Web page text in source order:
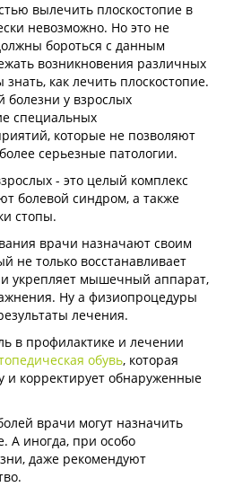
вылечить плоскостопие в
невозможно. Но это не
бороться с данным
возникновения различных
как лечить плоскостопие.
болезни у взрослых
специальных
которые не позволяют
серьезные патологии.
- это целый комплекс
болевой синдром, а также
стопы.
врачи назначают своим
не только восстанавливает
и укрепляет мышечный аппарат,
Ну а физиопроцедуры
лечения.
в профилактике и лечении
обувь, которая
и корректирует обнаруженные
врачи могут назначить
А иногда, при особо
даже рекомендуют